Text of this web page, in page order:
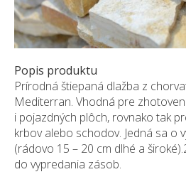
O NÁS
NOVINKY
SHOWROOM
KONTAKT
Popis produktu
Prírodná štiepaná dlažba z
Mediterran. Vhodná pre
i pojazdných plôch, rovnako tak
krbov alebo schodov. Jedná sa o
(rádovo 15 – 20 cm dlhé a
do vypredania zásob.